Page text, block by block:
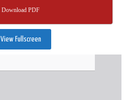
Download PDF
View Fullscreen